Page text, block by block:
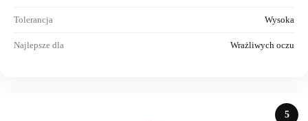
Tolerancja Wysoka
Najlepsze dla Wrażliwych oczu
5